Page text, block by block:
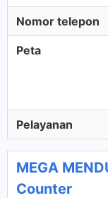
Nomor telepon
Peta
Pelayanan
MEGA
Counter